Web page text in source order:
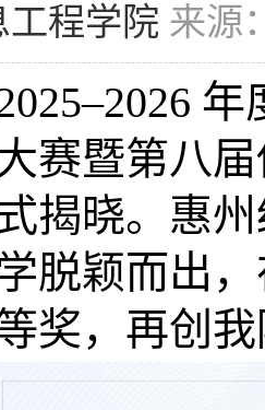
工程学院 来源
年
赛暨第八
揭晓。惠
脱颖而出
奖，再创